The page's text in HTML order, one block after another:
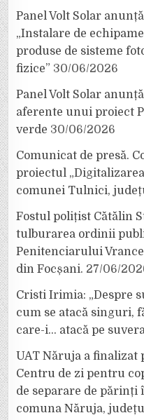
Panel Volt Solar
„Instalare de
produse de sisteme
fizice” 30/06/2026
Panel Volt Solar
aferente unui proiect
verde 30/06/2026
Comunicat de presă.
proiectul
comunei Tulnici,
Fostul polițist Cătălin
tulburarea ordinii
Penitenciarului
din Focșani. 27/06/
Cristi Irimia: „Despre
cum se atacă singuri,
care-i… atacă pe
UAT Năruja a finalizat
Centru de zi pentru
de separare de părinți
comuna Năruja,